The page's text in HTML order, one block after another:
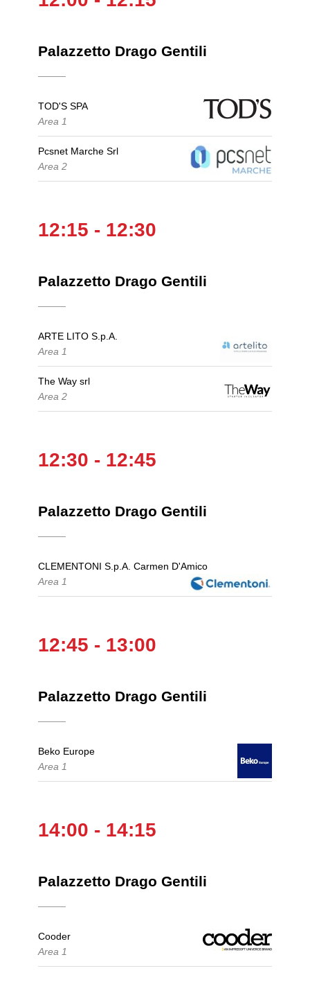
Palazzetto Drago Gentili
TOD'S SPA
Area 1
Pcsnet Marche Srl
Area 2
12:15 - 12:30
Palazzetto Drago Gentili
ARTE LITO S.p.A.
Area 1
The Way srl
Area 2
12:30 - 12:45
Palazzetto Drago Gentili
CLEMENTONI S.p.A. Carmen D'Amico
Area 1
12:45 - 13:00
Palazzetto Drago Gentili
Beko Europe
Area 1
14:00 - 14:15
Palazzetto Drago Gentili
Cooder
Area 1